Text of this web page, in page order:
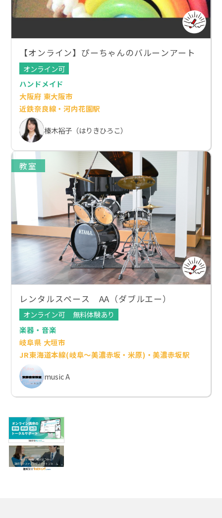
【オンライン】ぴーちゃんのバルーンアート
オンライン可
ハンドメイド
大阪府 東大阪市
近鉄奈良線・河内花園駅
榛木裕子（はりきひろこ）
教室
レンタルスペース AA（ダブルエー）
オンライン可
無料体験あり
楽器・音楽
岐阜県 大垣市
JR東海道本線(岐阜～美濃赤坂・米原)・美濃赤坂駅
music A